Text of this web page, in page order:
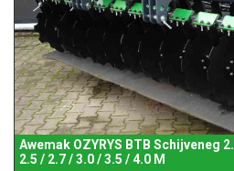
Awemak OZYRYS BTB Schijveneg
2.5 / 2.7 / 3.0 / 3.5 / 4.0 M